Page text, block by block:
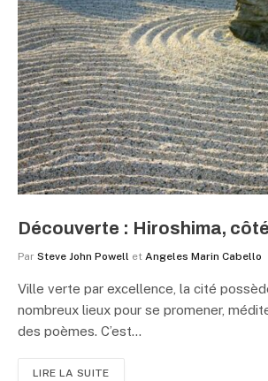
Découverte : Hiroshima,
Par Steve John Powell et Angeles Marin Cabello
Ville verte par excellence, la cité
nombreux lieux pour se promener,
des poèmes. C’est…
LIRE LA SUITE